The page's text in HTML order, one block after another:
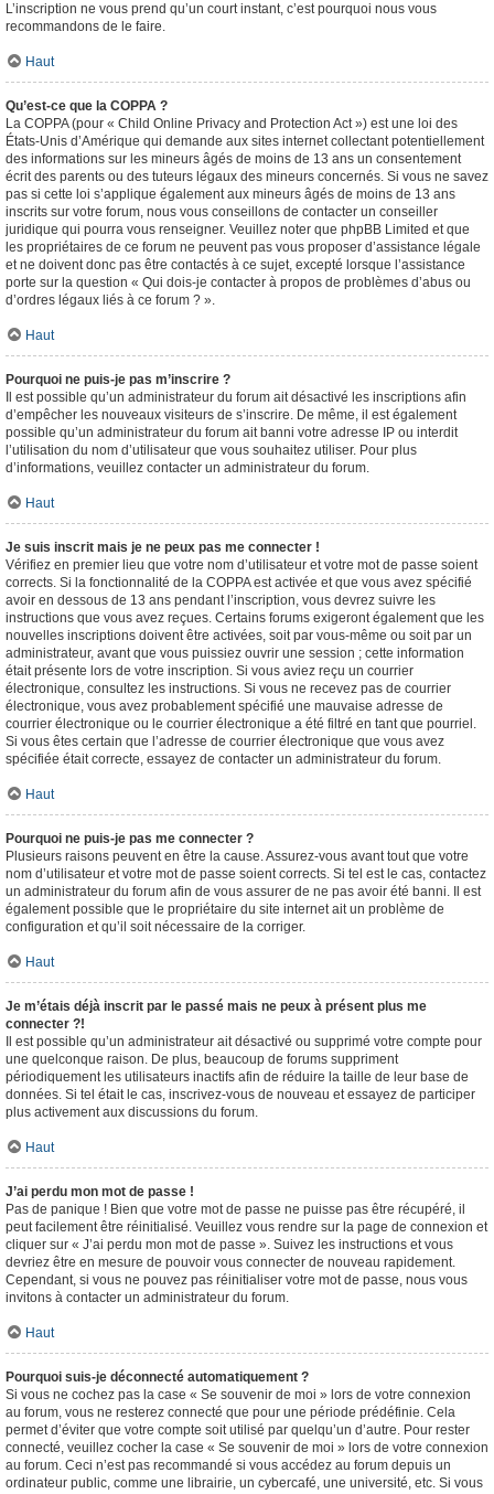
L’inscription ne vous prend qu’un court instant, c’est pourquoi nous vous
recommandons de le faire.
Haut
Qu’est-ce que la COPPA ?
La COPPA (pour « Child Online Privacy and Protection Act ») est une loi des
États-Unis d’Amérique qui demande aux sites internet collectant potentiellement
des informations sur les mineurs âgés de moins de 13 ans un consentement
écrit des parents ou des tuteurs légaux des mineurs concernés. Si vous ne savez
pas si cette loi s’applique également aux mineurs âgés de moins de 13 ans
inscrits sur votre forum, nous vous conseillons de contacter un conseiller
juridique qui pourra vous renseigner. Veuillez noter que phpBB Limited et que
les propriétaires de ce forum ne peuvent pas vous proposer d’assistance légale
et ne doivent donc pas être contactés à ce sujet, excepté lorsque l’assistance
porte sur la question « Qui dois-je contacter à propos de problèmes d’abus ou
d’ordres légaux liés à ce forum ? ».
Haut
Pourquoi ne puis-je pas m’inscrire ?
Il est possible qu’un administrateur du forum ait désactivé les inscriptions afin
d’empêcher les nouveaux visiteurs de s’inscrire. De même, il est également
possible qu’un administrateur du forum ait banni votre adresse IP ou interdit
l’utilisation du nom d’utilisateur que vous souhaitez utiliser. Pour plus
d’informations, veuillez contacter un administrateur du forum.
Haut
Je suis inscrit mais je ne peux pas me connecter !
Vérifiez en premier lieu que votre nom d’utilisateur et votre mot de passe soient
corrects. Si la fonctionnalité de la COPPA est activée et que vous avez spécifié
avoir en dessous de 13 ans pendant l’inscription, vous devrez suivre les
instructions que vous avez reçues. Certains forums exigeront également que les
nouvelles inscriptions doivent être activées, soit par vous-même ou soit par un
administrateur, avant que vous puissiez ouvrir une session ; cette information
était présente lors de votre inscription. Si vous aviez reçu un courrier
électronique, consultez les instructions. Si vous ne recevez pas de courrier
électronique, vous avez probablement spécifié une mauvaise adresse de
courrier électronique ou le courrier électronique a été filtré en tant que pourriel.
Si vous êtes certain que l’adresse de courrier électronique que vous avez
spécifiée était correcte, essayez de contacter un administrateur du forum.
Haut
Pourquoi ne puis-je pas me connecter ?
Plusieurs raisons peuvent en être la cause. Assurez-vous avant tout que votre
nom d’utilisateur et votre mot de passe soient corrects. Si tel est le cas, contactez
un administrateur du forum afin de vous assurer de ne pas avoir été banni. Il est
également possible que le propriétaire du site internet ait un problème de
configuration et qu’il soit nécessaire de la corriger.
Haut
Je m’étais déjà inscrit par le passé mais ne peux à présent plus me
connecter ?!
Il est possible qu’un administrateur ait désactivé ou supprimé votre compte pour
une quelconque raison. De plus, beaucoup de forums suppriment
périodiquement les utilisateurs inactifs afin de réduire la taille de leur base de
données. Si tel était le cas, inscrivez-vous de nouveau et essayez de participer
plus activement aux discussions du forum.
Haut
J’ai perdu mon mot de passe !
Pas de panique ! Bien que votre mot de passe ne puisse pas être récupéré, il
peut facilement être réinitialisé. Veuillez vous rendre sur la page de connexion et
cliquer sur « J’ai perdu mon mot de passe ». Suivez les instructions et vous
devriez être en mesure de pouvoir vous connecter de nouveau rapidement.
Cependant, si vous ne pouvez pas réinitialiser votre mot de passe, nous vous
invitons à contacter un administrateur du forum.
Haut
Pourquoi suis-je déconnecté automatiquement ?
Si vous ne cochez pas la case « Se souvenir de moi » lors de votre connexion
au forum, vous ne resterez connecté que pour une période prédéfinie. Cela
permet d’éviter que votre compte soit utilisé par quelqu’un d’autre. Pour rester
connecté, veuillez cocher la case « Se souvenir de moi » lors de votre connexion
au forum. Ceci n’est pas recommandé si vous accédez au forum depuis un
ordinateur public, comme une librairie, un cybercafé, une université, etc. Si vous